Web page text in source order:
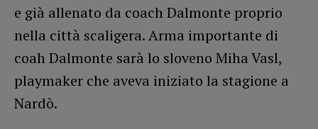
e già allenato da coach Dalmonte proprio
nella città scaligera. Arma importante di
coah Dalmonte sarà lo sloveno Miha Vasl,
playmaker che aveva iniziato la stagione a
Nardò.